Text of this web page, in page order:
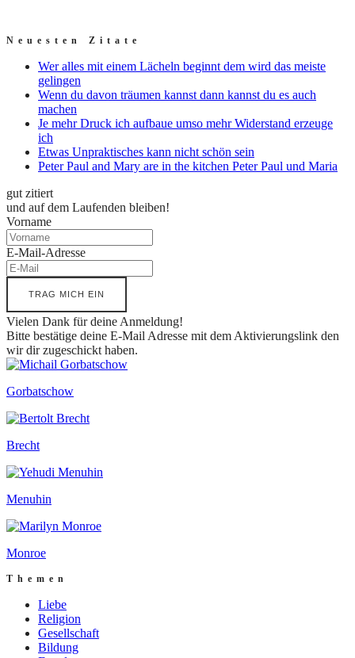
Neuesten Zitate
Wer alles mit einem Lächeln beginnt dem wird das meiste
gelingen
Wenn du davon träumen kannst dann kannst du es auch
machen
Je mehr Druck ich aufbaue umso mehr Widerstand erzeuge
ich
Etwas Unpraktisches kann nicht schön sein
Peter Paul and Mary are in the kitchen Peter Paul und Maria
gut zitiert
und auf dem Laufenden bleiben!
Vorname
E-Mail-Adresse
TRAG MICH EIN
Vielen Dank für deine Anmeldung!
Bitte bestätige deine E-Mail Adresse mit dem Aktivierungslink den
wir dir zugeschickt haben.
Gorbatschow
Brecht
Menuhin
Monroe
Themen
Liebe
Religion
Gesellschaft
Bildung